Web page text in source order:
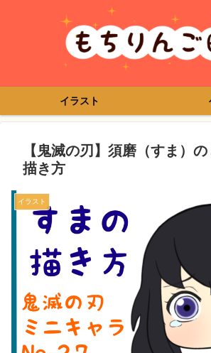
イラスト
【鬼滅の刃】須磨（すま）
描き方
イラスト